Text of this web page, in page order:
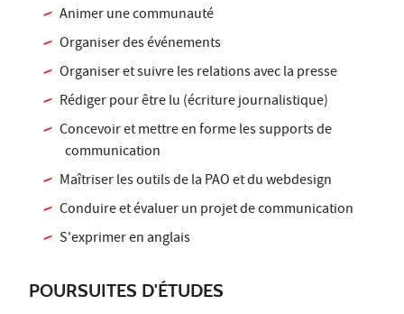
Animer une communauté
Organiser des événements
Organiser et suivre les relations avec la presse
Rédiger pour être lu (écriture journalistique)
Concevoir et mettre en forme les supports de
communication
Maîtriser les outils de la PAO et du webdesign
Conduire et évaluer un projet de communication
S'exprimer en anglais
POURSUITES D'ÉTUDES